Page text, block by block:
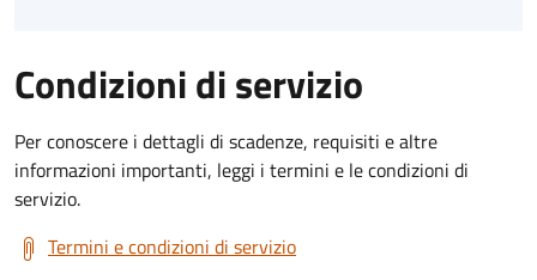
Condizioni di servizio
Per conoscere i dettagli di scadenze, requisiti e altre
informazioni importanti, leggi i termini e le condizioni di
servizio.
Termini e condizioni di servizio